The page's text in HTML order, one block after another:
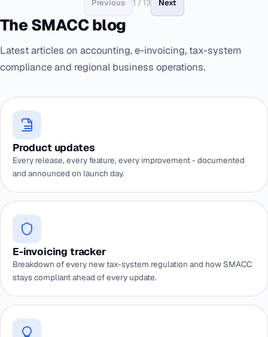
Previous 1 / 13 Next
The SMACC blog
Latest articles on accounting, e-invoicing, tax-system
compliance and regional business operations.
Product updates
Every release, every feature, every improvement - documented
and announced on launch day.
E-invoicing tracker
Breakdown of every new tax-system regulation and how SMACC
stays compliant ahead of every update.